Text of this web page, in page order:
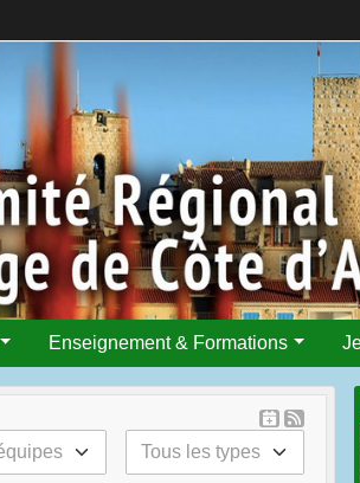
Enseignement & Formations